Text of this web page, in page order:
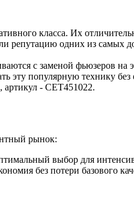
класса. Их
репутацию одних из самых
с заменой фьюзеров на
эту популярную технику
артикул - CET451022.
рынок:
выбор для
без потери базового